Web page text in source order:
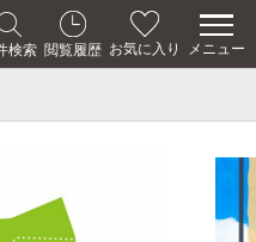
検索 閲覧履歴 お気に入り メニュー